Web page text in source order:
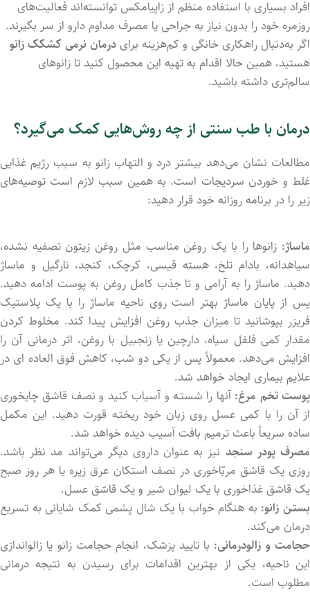
افراد بسیاری با استفاده منظم از زاپیامکس توانسته‌اند فعالیت‌های
روزمره خود را بدون نیاز به جراحی یا مصرف مداوم دارو از سر بگیرند.
اگر به‌دنبال راهکاری خانگی و کم‌هزینه برای درمان نرمی کشکک زانو
هستید، همین حالا اقدام به تهیه این محصول کنید تا زانوهای
سالم‌تری داشته باشید.
درمان با طب سنتی از چه روش‌هایی کمک می‌گیرد؟
مطالعات نشان می‌دهد بیشتر درد و التهاب زانو به سبب رژیم غذایی
غلط و خورد‌ن سردیجات است. به همین سبب لازم است توصیه‌های
زیر را در برنامه روزانه خود قرار دهید:
ماساژ: زانوها را با یک روغن مناسب مثل روغن زیتون تصفیه نشده،
سیاهدانه، بادام تلخ، هسته قیسی، کرچک، کنجد، نارگیل و ماساژ
دهید. ماساژ را به آرامی و تا جذب کامل روغن به پوست ادامه دهید.
پس از پایان ماساژ بهتر است روی ناحیه ماساژ را با یک پلاستیک
فریزر بپوشانید تا میزان جذب روغن افزایش پیدا کند. مخلوط کردن
مقدار کمی فلفل سیاه، دارچین یا زنجبیل با روغن، اثر درمانی آن را
افزایش می‌دهد. معمولاً پس از یکی دو شب، کاهش فوق العاده ای در
علایم بیماری ایجاد خواهد شد.
پوست تخم مرغ‌: آنها را شستـه و آسیاب کنید و نصف قاشق چایخوری
از آن را با کمی عسل روی زبان خود ریختـه قورت دهید. این مکمل
ساده سریعاً باعث ترمیم بافت آسیب دید‌ه خواهد شد.
مصرف پودر سنجد نیز به عنوان داروی دیگر می‌تواند مد نظر باشد.
روزی یک قاشق مربّاخوری در نصف استکان عرق زیره یا هر روز صبح
یک قاشق غذاخوری با یک لیوان شیر و یک قاشق عسل.
بستـن زانو: به هنگام خواب با یک شال پشمی کمک شایانی به تسریع
درمان می‌کند.
حجامت و زالودرمانی: با تایید پزشک، انجام حجامت زانو یا زالواندازی
این ناحیه، یکی از بهترین اقدامات برای رسید‌ن به نتیجه درمانی
مطلوب است.